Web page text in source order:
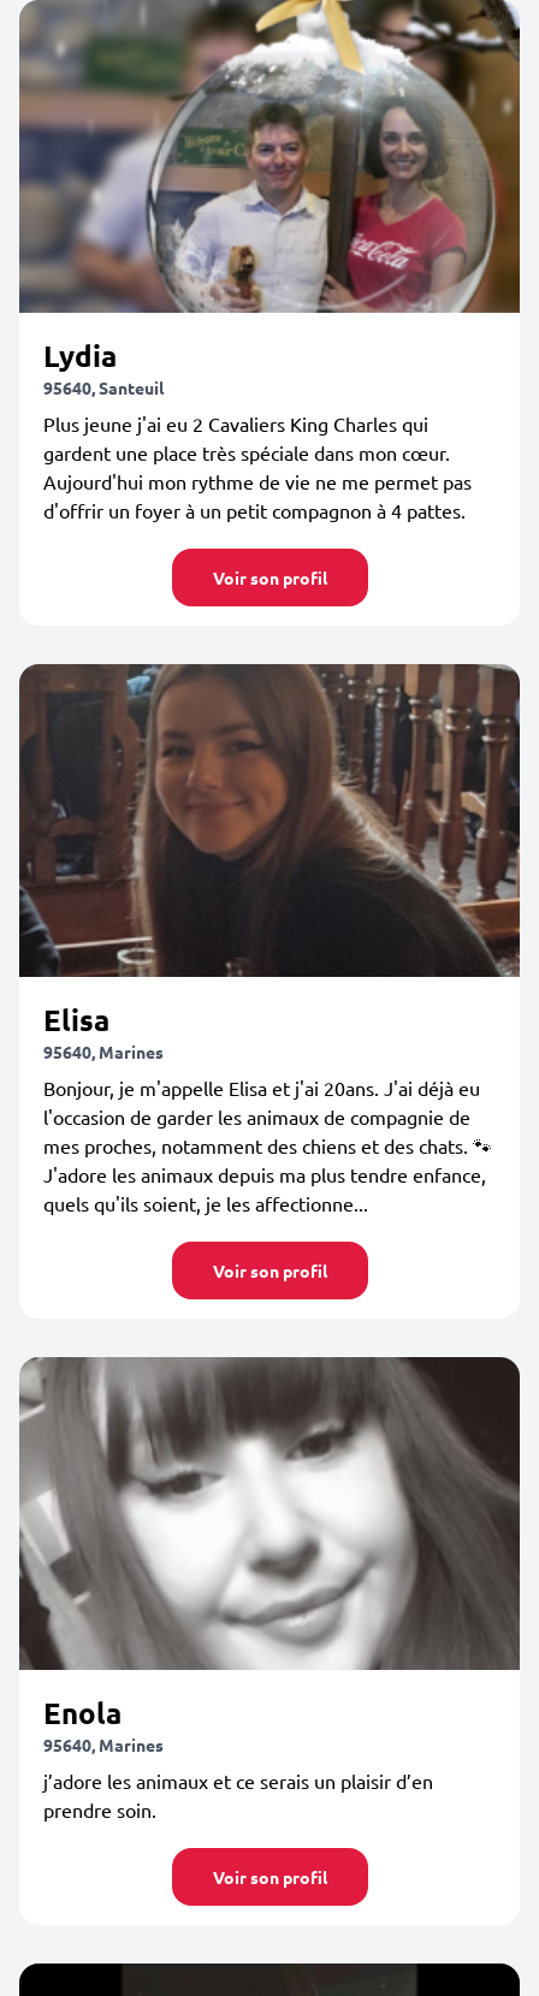
Lydia
95640, Santeuil
Plus jeune j'ai eu 2 Cavaliers King Charles qui
gardent une place très spéciale dans mon cœur.
Aujourd'hui mon rythme de vie ne me permet pas
d'offrir un foyer à un petit compagnon à 4 pattes.
Voir son profil
Elisa
95640, Marines
Bonjour, je m'appelle Elisa et j'ai 20ans. J'ai déjà eu
l'occasion de garder les animaux de compagnie de
mes proches, notamment des chiens et des chats. 🐾
J'adore les animaux depuis ma plus tendre enfance,
quels qu'ils soient, je les affectionne...
Voir son profil
Enola
95640, Marines
j’adore les animaux et ce serais un plaisir d’en
prendre soin.
Voir son profil